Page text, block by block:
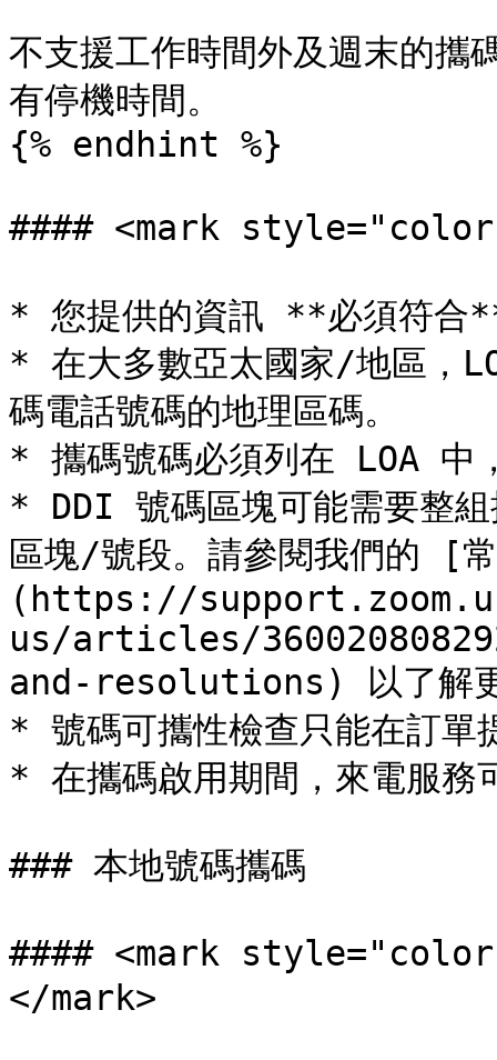
不支援工作時間外及週末的攜
有停機時間。
{% endhint %}
#### <mark
* 您提供的資訊 **必須符合
* 在大多數亞太國家/地區，
碼電話號碼的地理區碼。
* 攜碼號碼必須列在 LOA 中
* DDI 號碼區塊可能需要整組
區塊/號段。請參閱我們的 [
(https://
us/articles/
and-resolutions) 以了解更
* 號碼可攜性檢查只能在訂單
* 在攜碼啟用期間，來電服務
### 本地號碼攜碼
#### <mark style="color:
</mark>